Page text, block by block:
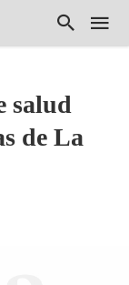
salud
de La